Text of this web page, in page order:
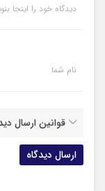
دیدگاه خود را اینجا
نام شما
قوانین ارسال